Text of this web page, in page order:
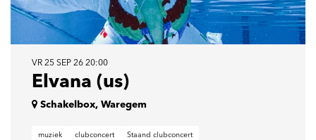
Elvana (us)
VR 25 SEP 26 20:00
Schakelbox, Waregem
muziek clubconcert Staand clubconcert